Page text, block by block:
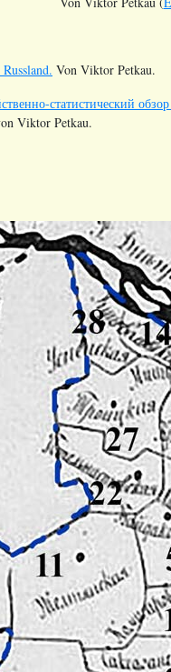
Von Viktor Petkau.
статистический
Viktor Petkau.